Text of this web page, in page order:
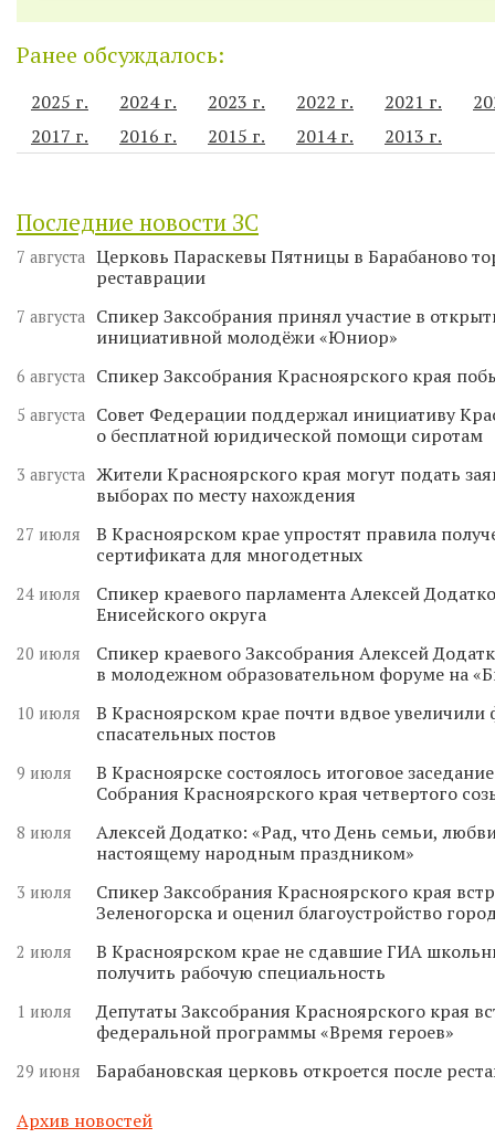
Ранее обсуждалось:
2025 г. 2024 г. 2023 г. 2022 г. 2021 г.
2017 г.
2016 г. 2015 г. 2014 г. 2013 г.
Последние новости ЗС
7 августа Церковь Параскевы Пятницы в Барабаново
реставрации
7 августа
Спикер Заксобрания принял участие в
инициативной молодёжи «Юниор»
6 августа Спикер Заксобрания Красноярского края
5 августа
Совет Федерации поддержал инициативу
о бесплатной юридической помощи сиротам
3 августа Жители Красноярского края могут подать
выборах по месту нахождения
27 июля
В Красноярском крае упростят правила
сертификата для многодетных
24 июля
Спикер краевого парламента Алексей
Енисейского округа
20 июля
Спикер краевого Заксобрания Алексей
в молодежном образовательном форуме на
10 июля
В Красноярском крае почти вдвое
спасательных постов
9 июля
В Красноярске состоялось итоговое
Собрания Красноярского края четвертого
8 июля
Алексей Додатко: «Рад, что День семьи,
настоящему народным праздником»
3 июля
Спикер Заксобрания Красноярского края
Зеленогорска и оценил благоустройство
2 июля
В Красноярском крае не сдавшие ГИА
получить рабочую специальность
1 июля
Депутаты Заксобрания Красноярского края
федеральной программы «Время героев»
29 июня Барабановская церковь откроется после
Архив новостей